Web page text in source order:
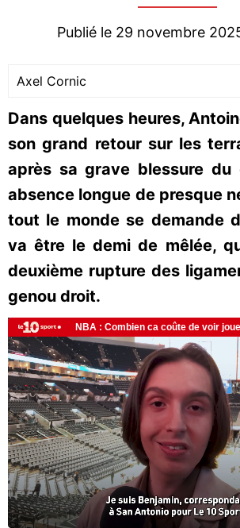
Publié le 29 novembre
Axel Cornic
Dans quelques heures,
son grand retour sur les
après sa grave blessure du
absence longue de presque
tout le monde se demande
va être le demi de mêlée,
deuxième rupture des
genou droit.